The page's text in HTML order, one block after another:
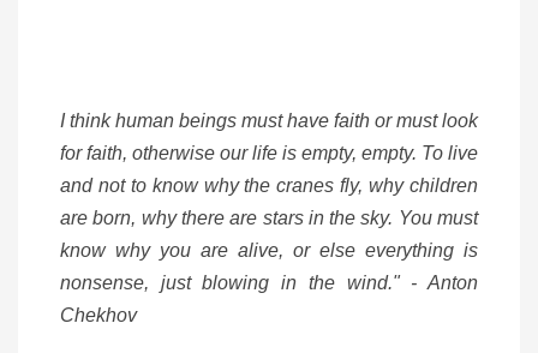
I think human beings must have faith or must look
for faith, otherwise our life is empty, empty. To live
and not to know why the cranes fly, why children
are born, why there are stars in the sky. You must
know why you are alive, or else everything is
nonsense, just blowing in the wind." - Anton
Chekhov